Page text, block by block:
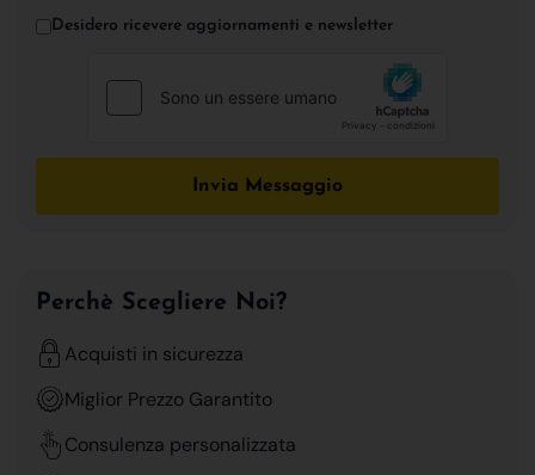
Desidero ricevere aggiornamenti e newsletter
Invia Messaggio
Perchè Scegliere Noi?
Acquisti in sicurezza
Miglior Prezzo Garantito
Consulenza personalizzata